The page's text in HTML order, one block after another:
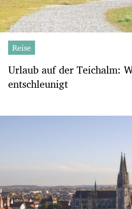
Reise
Urlaub auf der Teichalm:
entschleunigt